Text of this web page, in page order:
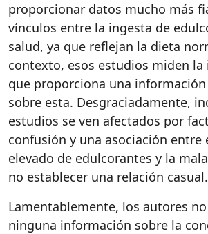
proporcionar datos mucho más
vínculos entre la ingesta de
salud, ya que reflejan la dieta
contexto, esos estudios miden la
que proporciona una
sobre esta. Desgraciadamente,
estudios se ven afectados por
confusión y una asociación entre
elevado de edulcorantes y la
no establecer una relación casual.
Lamentablemente, los autores
ninguna información sobre la